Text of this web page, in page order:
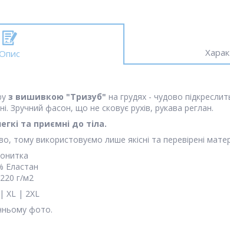
Опис
з вишивкою "Тризуб" на грудях - чудово
Зручний фасон, що не сковує рухів, рукава реглан.
та приємні до тіла.
тому використовуємо лише якісні та перевірені
Еластан
220 г/м2
XL | 2XL
фото.